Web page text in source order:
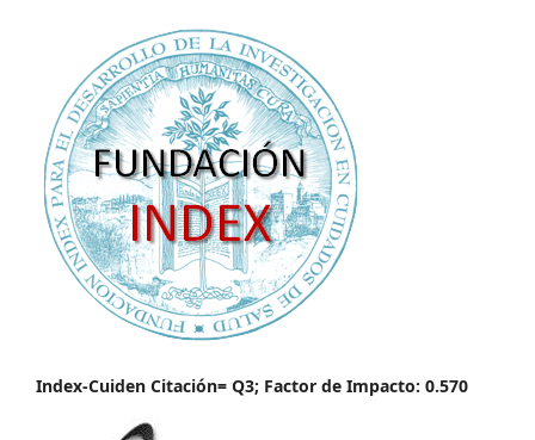
Index-Cuiden Citación= Q3; Factor de Impacto: 0.570